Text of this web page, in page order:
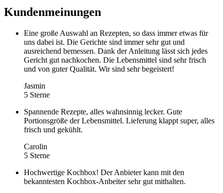
Kundenmeinungen
Eine große Auswahl an Rezepten, so dass immer etwas für
uns dabei ist. Die Gerichte sind immer sehr gut und
ausreichend bemessen. Dank der Anleitung lässt sich jedes
Gericht gut nachkochen. Die Lebensmittel sind sehr frisch
und von guter Qualität. Wir sind sehr begeistert!
Jasmin
5 Sterne
Spannende Rezepte, alles wahnsinnig lecker. Gute
Portionsgröße der Lebensmittel. Lieferung klappt super, alles
frisch und gekühlt.
Carolin
5 Sterne
Hochwertige Kochbox! Der Anbieter kann mit den
bekanntesten Kochbox-Anbeiter sehr gut mithalten.